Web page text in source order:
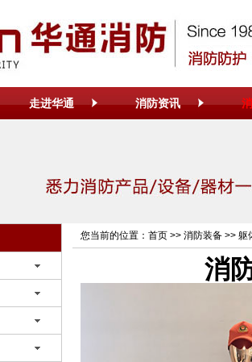
走进华通 消防资讯
您当前的位置： 首页 >> 消防装备 >> 躯
消